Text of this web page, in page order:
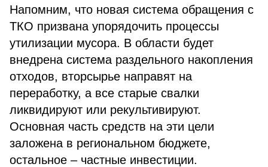
Напомним, что новая система обращения с
ТКО призвана упорядочить процессы
утилизации мусора. В области будет
внедрена система раздельного накопления
отходов, вторсырье направят на
переработку, а все старые свалки
ликвидируют или рекультивируют.
Основная часть средств на эти цели
заложена в региональном бюджете,
остальное – частные инвестиции.